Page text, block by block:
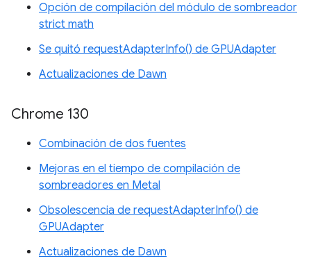
Opción de compilación del módulo de sombreador
strict math
Se quitó requestAdapterInfo() de GPUAdapter
Actualizaciones de Dawn
Chrome 130
Combinación de dos fuentes
Mejoras en el tiempo de compilación de
sombreadores en Metal
Obsolescencia de requestAdapterInfo() de
GPUAdapter
Actualizaciones de Dawn